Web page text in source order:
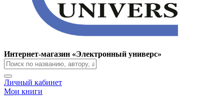
Интернет-магазин «Электронный универс»
Личный кабинет
Мои книги